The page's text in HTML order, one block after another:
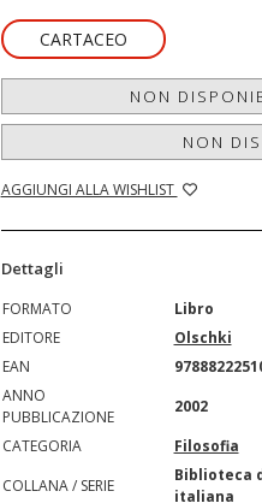
CARTACEO
NON
NON
AGGIUNGI ALLA WISHLIST
Dettagli
FORMATO
Libro
EDITORE
Olschki
EAN
ANNO
PUBBLICAZIONE
2002
CATEGORIA
Filosofia
COLLANA / SERIE
Biblioteca
italiana